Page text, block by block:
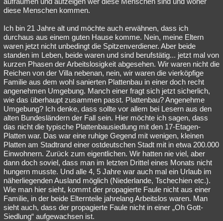
diese Menschen kommen.
Ich bin 21 Jahre alt und möchte auch erwähnen, dass ich
durchaus aus einem guten Hause komme. Nein, meine Eltern
waren jetzt nicht unbedingt die Spitzenverdiener. Aber beide
standen im Leben, beide waren und sind berufstätig... jetzt mal von
kurzen Phasen der Arbeitslosigkeit abgesehen. Wir waren nicht die
Reichen von der Villa nebenan, nein, wir waren die vierköpfige
Familie aus dem wohl sanierten Plattenbau in einer doch recht
angenehmen Umgebung. Manch einer fragt sich jetzt sicherlich,
wie das überhaupt zusammen passt. Plattenbau? Angenehme
Umgebung? Ich denke, dass sollte vor allem bei Lesern aus den
alten Bundesländern der Fall sein. Hier möchte ich sagen, dass
das nicht die typische Plattenbausiedlung mit den 17-Etagen-
Platten war. Das war eine ruhige Gegend mit wenigen, kleinen
Platten am Stadtrand einer ostdeutschen Stadt mit in etwa 200.000
Einwohnern. Zurück zum eigentlichen. Wir hatten nie viel, aber
dann doch soviel, dass man im letzten Drittel eines Monats nicht
hungern musste. Und alle 4, 5 Jahre war auch mal ein Urlaub im
näherliegenden Ausland möglich (Niederlande, Tschechien etc.).
Wie man hier sieht, kommt der propagierte Faule nicht aus einer
Familie, in der beide Elternteile jahrelang Arbeitslos waren. Man
sieht auch, dass der propagierte Faule nicht in einer „Oh Gott-
Siedlung“ aufgewachsen ist.